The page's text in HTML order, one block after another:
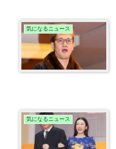
気になるニュース
気になるニュース